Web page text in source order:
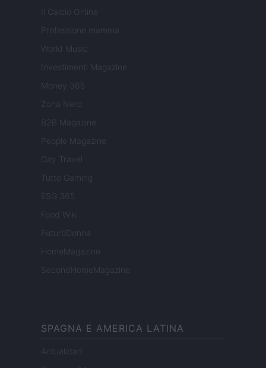
Il Calcio Online
Professione mamma
World Music
Investimenti Magazine
Money 365
Zona Nerd
B2B Magazine
People Magazine
Day Travel
Tutto Gaming
ESG 365
Food Wiki
FuturoDonna
HomeMagazine
SecondHomeMagazine
SPAGNA E AMERICA LATINA
Actualidad